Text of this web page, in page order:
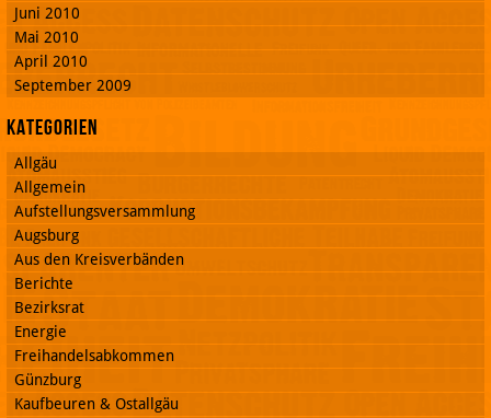
Juni 2010
Mai 2010
April 2010
September 2009
Kategorien
Allgäu
Allgemein
Aufstellungsversammlung
Augsburg
Aus den Kreisverbänden
Berichte
Bezirksrat
Energie
Freihandelsabkommen
Günzburg
Kaufbeuren & Ostallgäu